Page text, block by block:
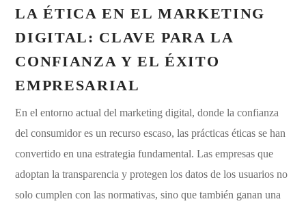
LA ÉTICA EN EL MARKETING
DIGITAL: CLAVE PARA LA
CONFIANZA Y EL ÉXITO
EMPRESARIAL
En el entorno actual del marketing digital, donde la confianza
del consumidor es un recurso escaso, las prácticas éticas se han
convertido en una estrategia fundamental. Las empresas que
adoptan la transparencia y protegen los datos de los usuarios no
solo cumplen con las normativas, sino que también ganan una